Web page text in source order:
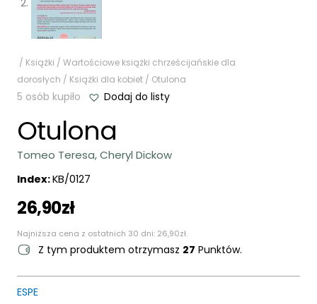
/ Książki / Wartościowe książki chrześcijańskie dla
dorosłych / Książki dla kobiet / Otulona
5 osób kupiło Dodaj do listy
Otulona
Tomeo Teresa, Cheryl Dickow
Index:KB/0127
26,90zł
Najniższa cena z ostatnich 30 dni: 26,90zł.
Z tym produktem otrzymasz 27 Punktów.
ESPE